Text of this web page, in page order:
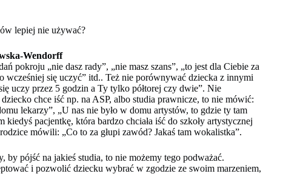
lepiej nie używać?
Wendorff
pokroju „nie dasz rady”, „nie masz szans”, „to jest dla Ciebie za
wcześniej się uczyć” itd.. Też nie porównywać dziecka z innymi
uczy przez 5 godzin a Ty tylko półtorej czy dwie”. Nie
chce iść np. na ASP, albo studia prawnicze, to nie mówić:
lekarzy”, „U nas nie było w domu artystów, to gdzie ty tam
kiedyś pacjentkę, która bardzo chciała iść do szkoły artystycznej
mówili: „Co to za głupi zawód? Jakaś tam wokalistka”.
by pójść na jakieś studia, to nie możemy tego podważać.
i pozwolić dziecku wybrać w zgodzie ze swoim marzeniem,